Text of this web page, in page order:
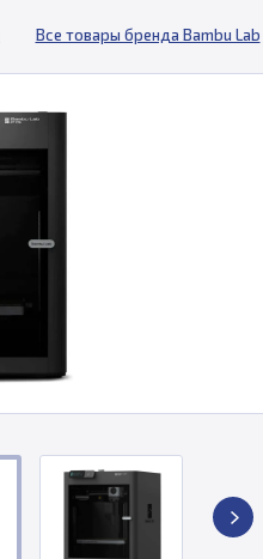
Все товары бренда Bambu Lab